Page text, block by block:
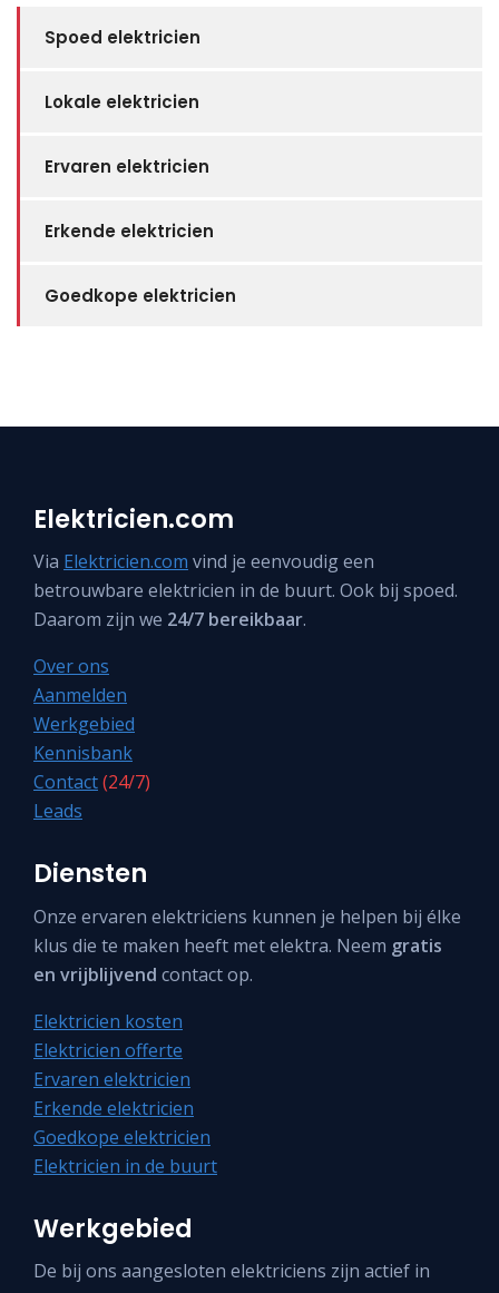
Spoed elektricien
Lokale elektricien
Ervaren elektricien
Erkende elektricien
Goedkope elektricien
Elektricien.com
Via Elektricien.com vind je eenvoudig een
betrouwbare elektricien in de buurt. Ook bij spoed.
Daarom zijn we 24/7 bereikbaar.
Over ons
Aanmelden
Werkgebied
Kennisbank
Contact(24/7)
Leads
Diensten
Onze ervaren elektriciens kunnen je helpen bij élke
klus die te maken heeft met elektra. Neem gratis
en vrijblijvend contact op.
Elektricien kosten
Elektricien offerte
Ervaren elektricien
Erkende elektricien
Goedkope elektricien
Elektricien in de buurt
Werkgebied
De bij ons aangesloten elektriciens zijn actief in